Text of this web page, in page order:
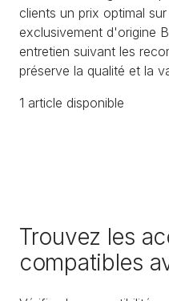
clients un prix optimal
exclusivement d'origine
entretien suivant les
préserve la qualité et la
1 article disponible
Trouvez les
compatibles